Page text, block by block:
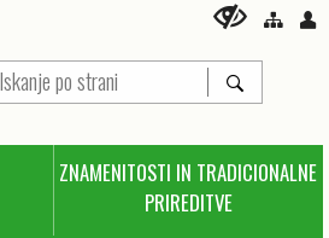
ZNAMENITOSTI IN TRADICIONALNE
PRIREDITVE